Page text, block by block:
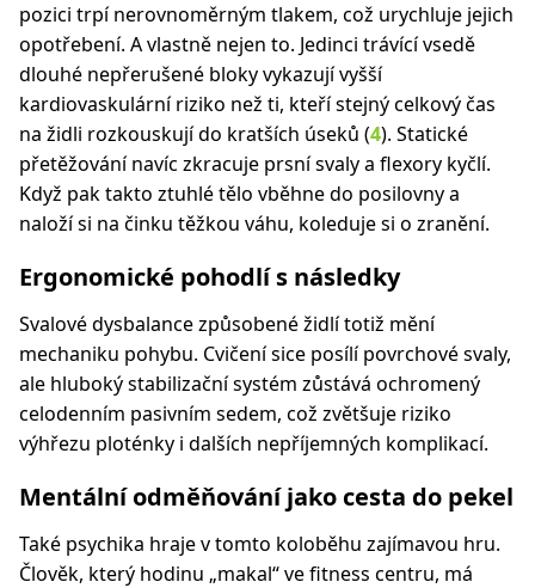
pozici trpí nerovnoměrným tlakem, což urychluje jejich
opotřebení. A vlastně nejen to. Jedinci trávící vsedě
dlouhé nepřerušené bloky vykazují vyšší
kardiovaskulární riziko než ti, kteří stejný celkový čas
na židli rozkouskují do kratších úseků (4). Statické
přetěžování navíc zkracuje prsní svaly a flexory kyčlí.
Když pak takto ztuhlé tělo vběhne do posilovny a
naloží si na činku těžkou váhu, koleduje si o zranění.
Ergonomické pohodlí s následky
Svalové dysbalance způsobené židlí totiž mění
mechaniku pohybu. Cvičení sice posílí povrchové svaly,
ale hluboký stabilizační systém zůstává ochromený
celodenním pasivním sedem, což zvětšuje riziko
výhřezu ploténky i dalších nepříjemných komplikací.
Mentální odměňování jako cesta do pekel
Také psychika hraje v tomto koloběhu zajímavou hru.
Člověk, který hodinu „makal“ ve fitness centru, má